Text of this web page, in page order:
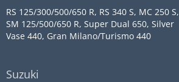
RS 125/300/500/650 R, RS 340 S, MC 250 S,
SM 125/500/650 R, Super Dual 650, Silver
Vase 440, Gran Milano/Turismo 440
Suzuki